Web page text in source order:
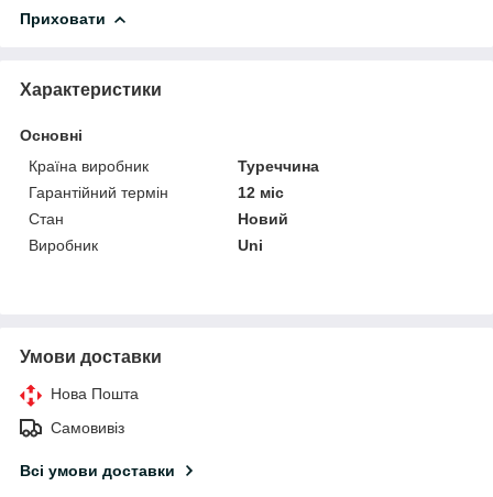
Приховати
Характеристики
Основні
Країна виробник
Туреччина
Гарантійний термін
12 міс
Стан
Новий
Виробник
Uni
Умови доставки
Нова Пошта
Самовивіз
Всі умови доставки